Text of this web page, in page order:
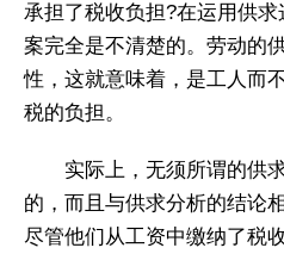
承担了税收负担?在运用供
案完全是不清楚的。劳动的
性，这就意味着，是工人而
税的负担。
实际上，无须所谓的供
的，而且与供求分析的结论
尽管他们从工资中缴纳了税